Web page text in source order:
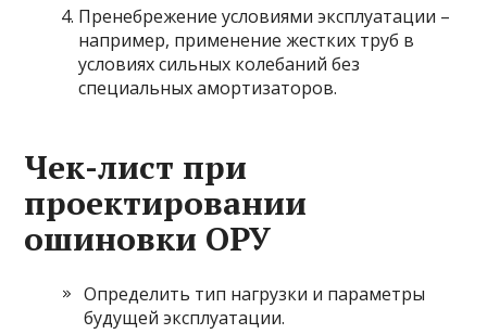
Пренебрежение условиями эксплуатации –
например, применение жестких труб в
условиях сильных колебаний без
специальных амортизаторов.
Чек-лист при
проектировании
ошиновки ОРУ
Определить тип нагрузки и параметры
будущей эксплуатации.